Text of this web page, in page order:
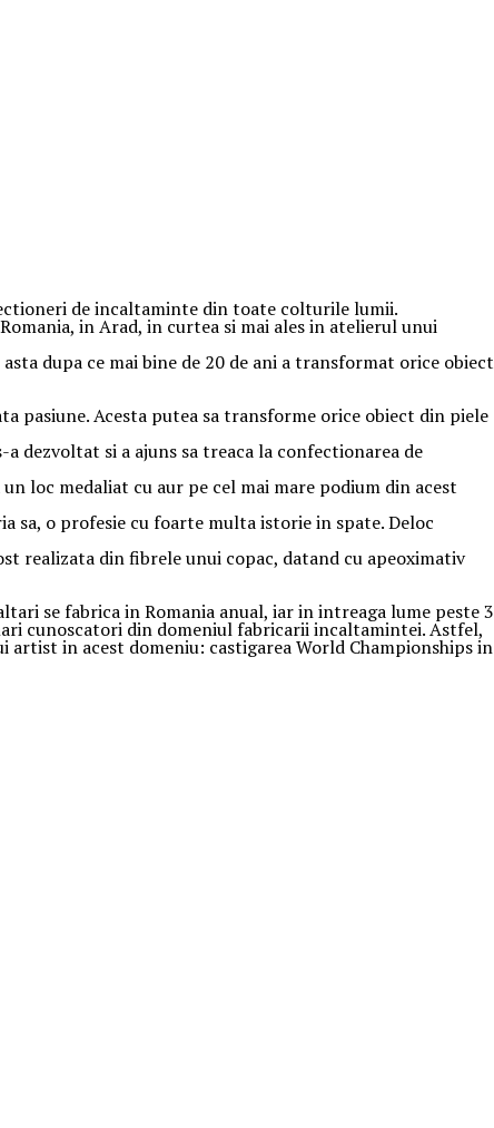
de incaltaminte din toate colturile lumii.
in Arad, in curtea si mai ales in atelierul unui
dupa ce mai bine de 20 de ani a transformat orice obiect
pasiune. Acesta putea sa transforme orice obiect din piele
dezvoltat si a ajuns sa treaca la confectionarea de
loc medaliat cu aur pe cel mai mare podium din acest
sa, o profesie cu foarte multa istorie in spate. Deloc
realizata din fibrele unui copac, datand cu apeoximativ
se fabrica in Romania anual, iar in intreaga lume peste 3
cunoscatori din domeniul fabricarii incaltamintei. Astfel,
in acest domeniu: castigarea World Championships in